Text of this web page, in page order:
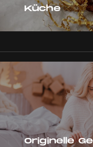
Küche
Originelle